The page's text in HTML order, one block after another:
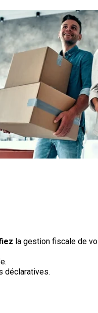
la gestion fiscale de
déclaratives.